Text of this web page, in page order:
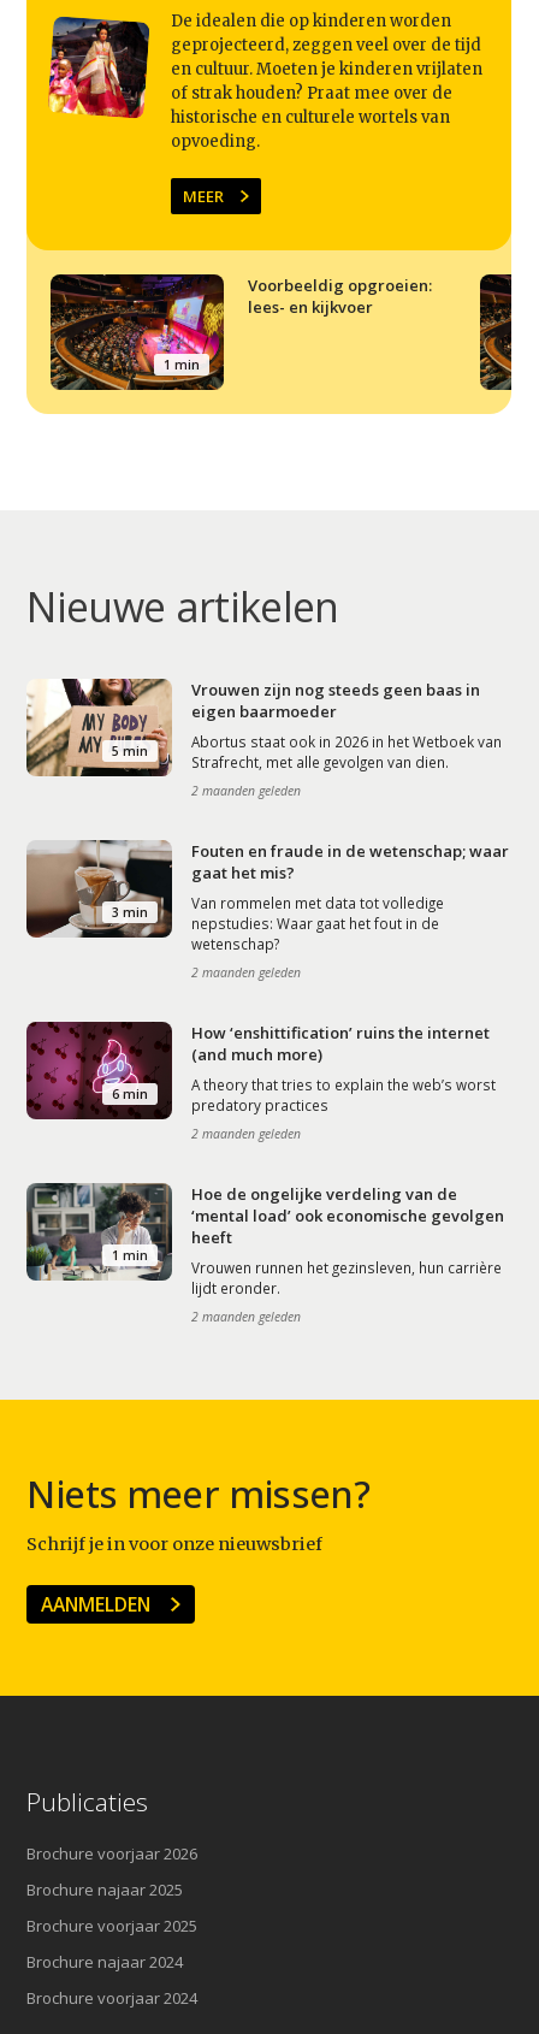
De idealen die op kinderen worden
geprojecteerd, zeggen veel over de tijd
en cultuur. Moeten je kinderen vrijlaten
of strak houden? Praat mee over de
historische en culturele wortels van
opvoeding.
MEER
1 min
Voorbeeldig opgroeien:
lees- en kijkvoer
Nieuwe artikelen
5 min
Vrouwen zijn nog steeds geen baas in
eigen baarmoeder
Abortus staat ook in 2026 in het Wetboek van
Strafrecht, met alle gevolgen van dien.
2 maanden geleden
3 min
Fouten en fraude in de wetenschap; waar
gaat het mis?
Van rommelen met data tot volledige
nepstudies: Waar gaat het fout in de
wetenschap?
2 maanden geleden
6 min
How ‘enshittification’ ruins the internet
(and much more)
A theory that tries to explain the web’s worst
predatory practices
2 maanden geleden
1 min
Hoe de ongelijke verdeling van de
‘mental load’ ook economische gevolgen
heeft
Vrouwen runnen het gezinsleven, hun carrière
lijdt eronder.
2 maanden geleden
Niets meer missen?
Schrijf je in voor onze nieuwsbrief
AANMELDEN
Publicaties
Brochure voorjaar 2026
Brochure najaar 2025
Brochure voorjaar 2025
Brochure najaar 2024
Brochure voorjaar 2024